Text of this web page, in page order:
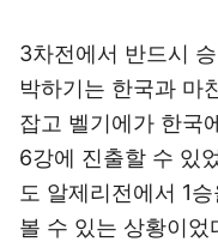
3차전에서 반드시
박하기는 한국과 마
잡고 벨기에가 한국
6강에 진출할 수 있
도 알제리전에서 1
볼 수 있는 상황이었